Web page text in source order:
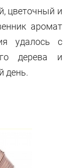
цветочный и
аромат
удалось с
дерева и
день.